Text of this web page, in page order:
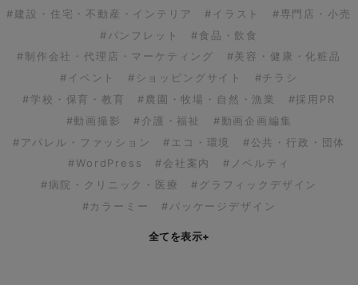
#建設・住宅・不動産・インテリア
#イラスト
#専門店・小売
#パンフレット
#食品・飲食
#制作会社・代理店・マーケティング
#美容・健康・化粧品
#イベント
#ショッピングサイト
#チラシ
#学校・保育・教育
#農園・牧場・自然・漁業
#採用PR
#動画撮影
#介護・福祉
#動画企画編集
#アパレル・ファッション
#エコ・環境
#公共・行政・団体
#WordPress
#会社案内
#ノベルティ
#病院・クリニック・医療
#グラフィックデザイン
#カラーミー
#パッケージデザイン
全てを表示+